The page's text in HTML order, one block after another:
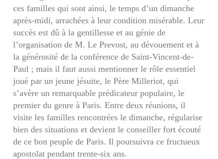
ces familles qui sont ainsi, le temps d’un dimanche
après-midi, arrachées à leur condition misérable. Leur
succès est dû à la gentillesse et au génie de
l’organisation de M. Le Prevost, au dévouement et à
la générosité de la conférence de Saint-Vincent-de-
Paul ; mais il faut aussi mentionner le rôle essentiel
joué par un jeune jésuite, le Père Milleriot, qui
s’avère un remarquable prédicateur populaire, le
premier du genre à Paris. Entre deux réunions, il
visite les familles rencontrées le dimanche, régularise
bien des situations et devient le conseiller fort écouté
de ce bon peuple de Paris. Il poursuivra ce fructueux
apostolat pendant trente-six ans.